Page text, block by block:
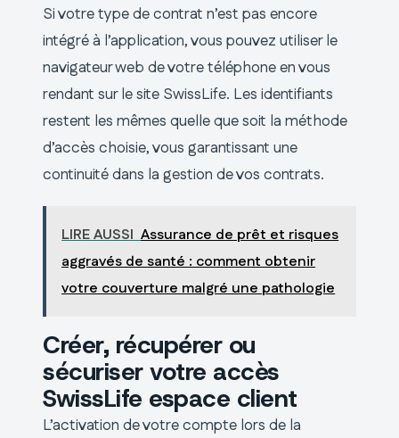
Si votre type de contrat n’est pas encore
intégré à l’application, vous pouvez utiliser le
navigateur web de votre téléphone en vous
rendant sur le site SwissLife. Les identifiants
restent les mêmes quelle que soit la méthode
d’accès choisie, vous garantissant une
continuité dans la gestion de vos contrats.
LIRE AUSSI Assurance de prêt et risques
aggravés de santé : comment obtenir
votre couverture malgré une pathologie
Créer, récupérer ou
sécuriser votre accès
SwissLife espace client
L’activation de votre compte lors de la